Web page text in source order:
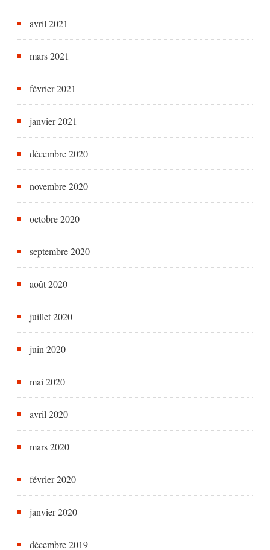
avril 2021
mars 2021
février 2021
janvier 2021
décembre 2020
novembre 2020
octobre 2020
septembre 2020
août 2020
juillet 2020
juin 2020
mai 2020
avril 2020
mars 2020
février 2020
janvier 2020
décembre 2019